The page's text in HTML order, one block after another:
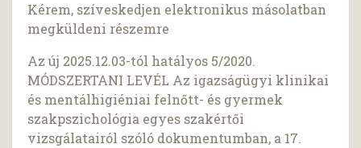
Kérem, szíveskedjen elektronikus másolatban
megküldeni részemre
Az új 2025.12.03-tól hatályos 5/2020.
MÓDSZERTANI LEVÉL Az igazságügyi klinikai
és mentálhigiéniai felnőtt- és gyermek
szakpszichológia egyes szakértői
vizsgálatairól szóló dokumentumban, a 17.